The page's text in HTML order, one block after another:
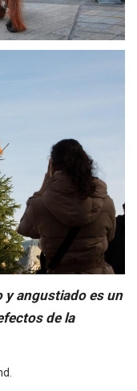
y angustiado es un
de la